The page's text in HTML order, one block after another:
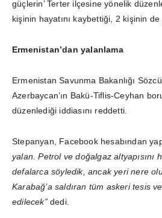
güçlerin’ Terter ilçesine yönelik
kişinin hayatını kaybettiği, 2 kişinin de
Ermenistan’dan yalanlama
Ermenistan Savunma Bakanlığı
Azerbaycan’ın Bakü-Tiflis-Ceyhan
düzenlediği iddiasını reddetti.
Stepanyan, Facebook hesabından
yalan. Petrol ve doğalgaz altyapısını
defalarca söyledik, ancak yeri nere
Karabağ’a saldıran tüm askeri tesis
edilecek”dedi.